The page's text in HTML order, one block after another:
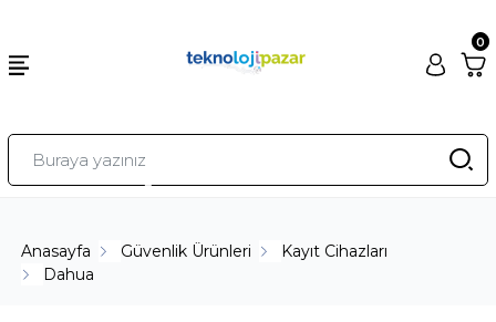
0
Anasayfa Güvenlik Ürünleri
Kayıt Cihazları
Dahua